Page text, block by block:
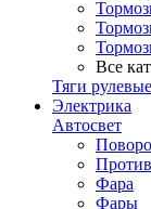
Все
Тяги рулевые
Электрика
Автосвет
Фара
Фары